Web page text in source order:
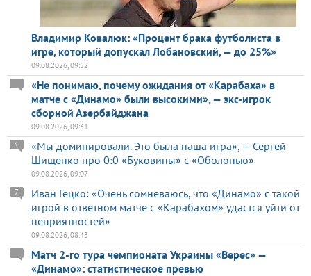
Владимир Ковалюк: «Процент брака футболиста в
игре, который допускал Лобановский, — до 25%»
09.08.2026, 09:52
«Не понимаю, почему ожидания от «Карабаха» в
матче с «Динамо» были высокими», — экс-игрок
сборной Азербайджана
09.08.2026, 09:31
«Мы доминировали. Это была наша игра», — Сергей
Шищенко про 0:0 «Буковины» с «Оболонью»
1
09.08.2026, 09:07
Иван Гецко: «Очень сомневаюсь, что «Динамо» с такой
игрой в ответном матче с «Карабахом» удастся уйти от
неприятностей»
7
09.08.2026, 08:43
Матч 2-го тура чемпионата Украины «Верес» —
«Динамо»: статистическое превью